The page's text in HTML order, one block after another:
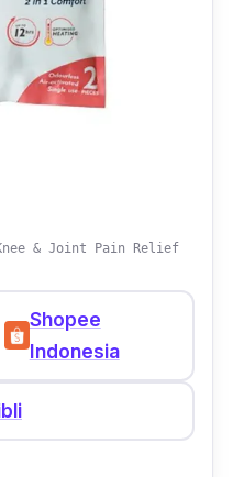
& Joint Pain Relief
Shopee
Indonesia